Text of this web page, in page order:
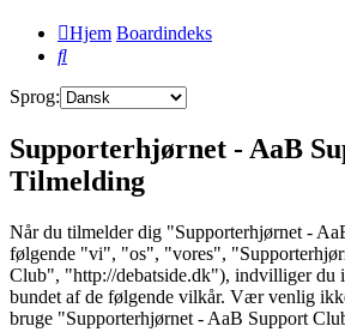
Hjem Boardindeks
Søg
Sprog:
Supporterhjørnet - AaB
Tilmelding
Når du tilmelder dig "Supporterhjørnet -
følgende "vi", "os", "vores",
Club", "http://debatside.dk"), indvilliger du
bundet af de følgende vilkår. Vær venlig
bruge "Supporterhjørnet - AaB Support